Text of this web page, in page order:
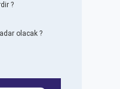
?
olacak ?